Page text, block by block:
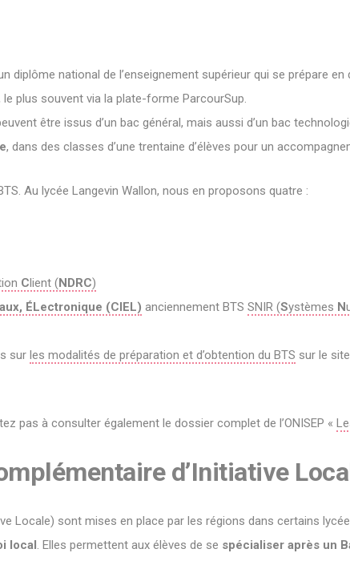
diplôme national de l’enseignement supérieur qui se prépare en
plus souvent via la plate-forme ParcourSup.
être issus d’un bac général, mais aussi d’un bac
, dans des classes d’une trentaine d’élèves pour un
Au lycée Langevin Wallon, nous en proposons quatre :
Client (NDRC)
ÉLectronique (CIEL) anciennement BTS SNIR (Systèmes N
sur les modalités de préparation et d’obtention du BTS sur le
pas à consulter également le dossier complet de l’ONISEP «
d’Initiative
Locale) sont mises en place par les régions dans certains
local. Elles permettent aux élèves de se spécialiser après un